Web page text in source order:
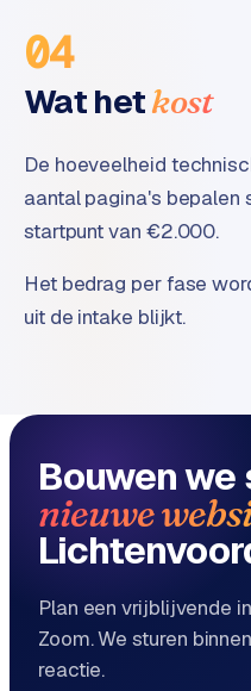
04
Wat hetkost
De hoeveelheid
aantal pagina's bepalen
startpunt van €2.000.
Het bedrag per fase
uit de intake blijkt.
Bouwen
nieuwe
Plan een vrijblijvende
Zoom. We sturen
reactie.